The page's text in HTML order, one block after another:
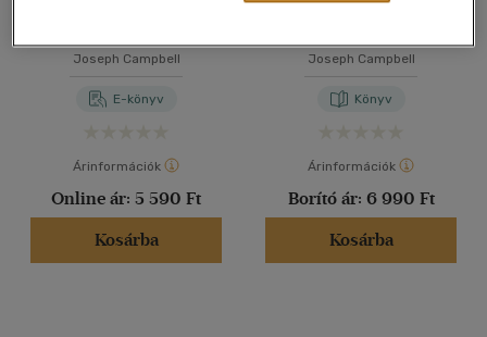
Joseph Campbell
E-könyv
Árinformációk
Online ár: 5 590 Ft
Kosárba
Joseph Campbell
Könyv
Árinformációk
Borító ár: 6 990 Ft
Kosárba